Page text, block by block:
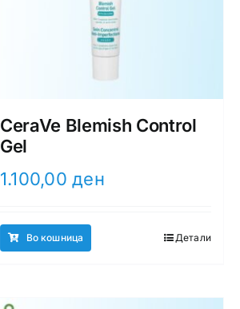
CeraVe Blemish Control
Gel
1.100,00ден
Во кошница Детали